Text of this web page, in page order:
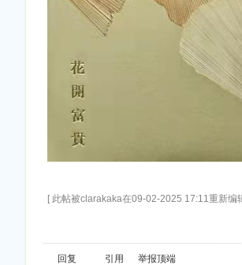
[ 此帖被clarakaka在09-02-2025 17:11重新编
回复 引用 举报顶端